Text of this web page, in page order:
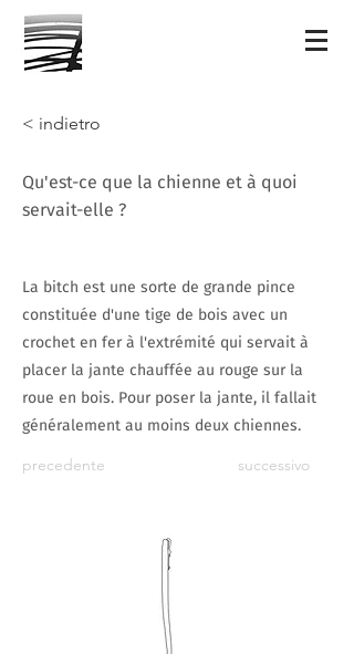
< indietro
Qu'est-ce que la chienne et à quoi
servait-elle ?
La bitch est une sorte de grande pince
constituée d'une tige de bois avec un
crochet en fer à l'extrémité qui servait à
placer la jante chauffée au rouge sur la
roue en bois. Pour poser la jante, il fallait
généralement au moins deux chiennes.
precedente successivo